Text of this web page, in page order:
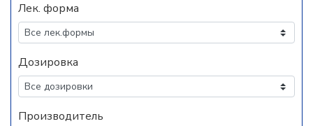
Лек. форма
Дозировка
Производитель